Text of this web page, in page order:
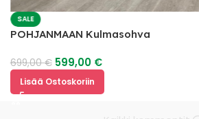
SALE
POHJANMAAN Kulmasohva
699,00€ 599,00 €
Lisää Ostoskoriin